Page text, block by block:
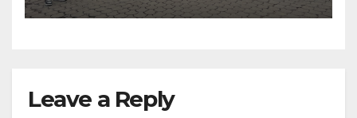
Leave a Reply